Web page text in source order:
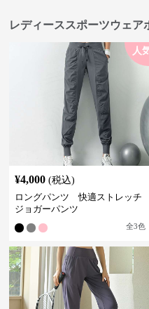
レディーススポーツウェア
人
¥4,000 (税込)
ロングパンツ 快適ストレッチ
ジョガーパンツ
全3色